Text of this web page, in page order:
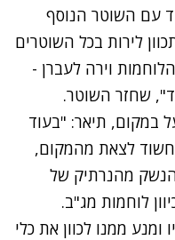
עם השוטר הנוסף
לירות בכל השוטרים
וירה לעברן -
שחזר השוטר.
במקום, תיאר: "בעוד
לצאת מהמקום,
מהנרתיק של
לוחמות מג"ב.
ממנו לכוון את כלי